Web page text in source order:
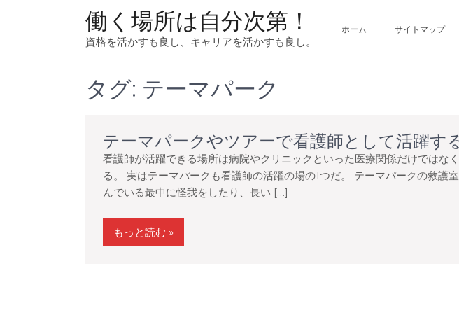
働く場所は自分次第！
資格を活かすも良し、キャリアを活かすも良し。
ホーム サイトマップ
タグ: テーマパーク
テーマパークやツアーで看護師として活躍す
看護師が活躍できる場所は病院やクリニックといった医療関係だけではな
る。 実はテーマパークも看護師の活躍の場の1つだ。 テーマパークの救護
んでいる最中に怪我をしたり、長い […]
もっと読む »